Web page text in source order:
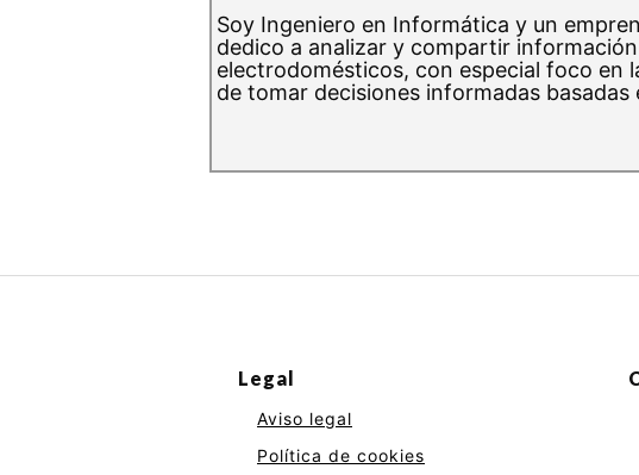
Soy Ingeniero en Informática y un
dedico a analizar y compartir
electrodomésticos, con especial foco en
de tomar decisiones informadas
Legal
Aviso legal
Política de cookies